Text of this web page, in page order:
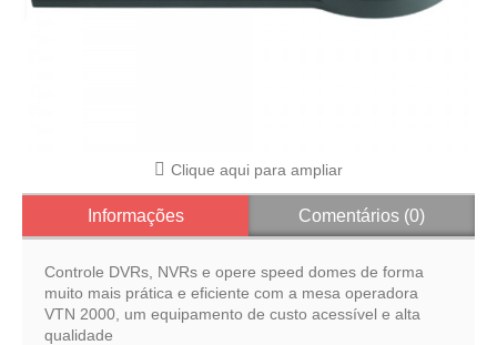
Clique aqui para ampliar
Informações Comentários (0)
Controle DVRs, NVRs e opere speed domes de forma
muito mais prática e eficiente com a mesa operadora
VTN 2000, um equipamento de custo acessível e alta
qualidade